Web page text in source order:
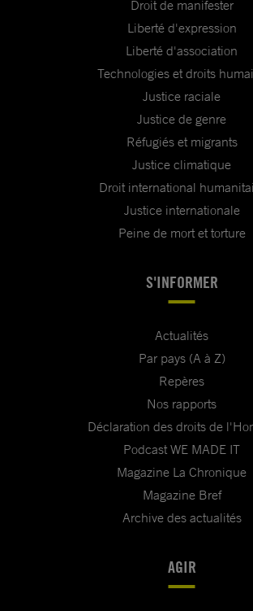
Droit de manifester
Liberté d'expression
Liberté d'association
Technologies et droits
Justice raciale
Justice de genre
Réfugiés et migrants
Justice climatique
Droit international
Justice internationale
Peine de mort et torture
S'INFORMER
Actualités
Par pays (A à Z)
Repères
Nos rapports
Déclaration des droits de
Podcast WE MADE IT
Magazine La Chronique
Magazine Bref
Archive des actualités
AGIR